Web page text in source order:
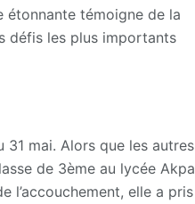
étonnante témoigne de la
défis les plus importants
31 mai. Alors que les autres
de 3ème au lycée Akpa
l’accouchement, elle a pris